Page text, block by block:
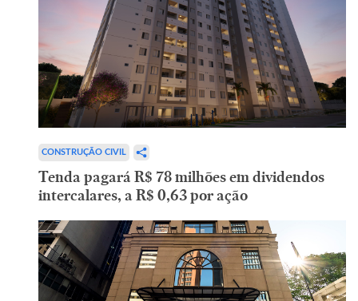
CONSTRUÇÃO CIVIL
Tenda pagará R$ 78 milhões em dividendos
intercalares, a R$ 0,63 por ação